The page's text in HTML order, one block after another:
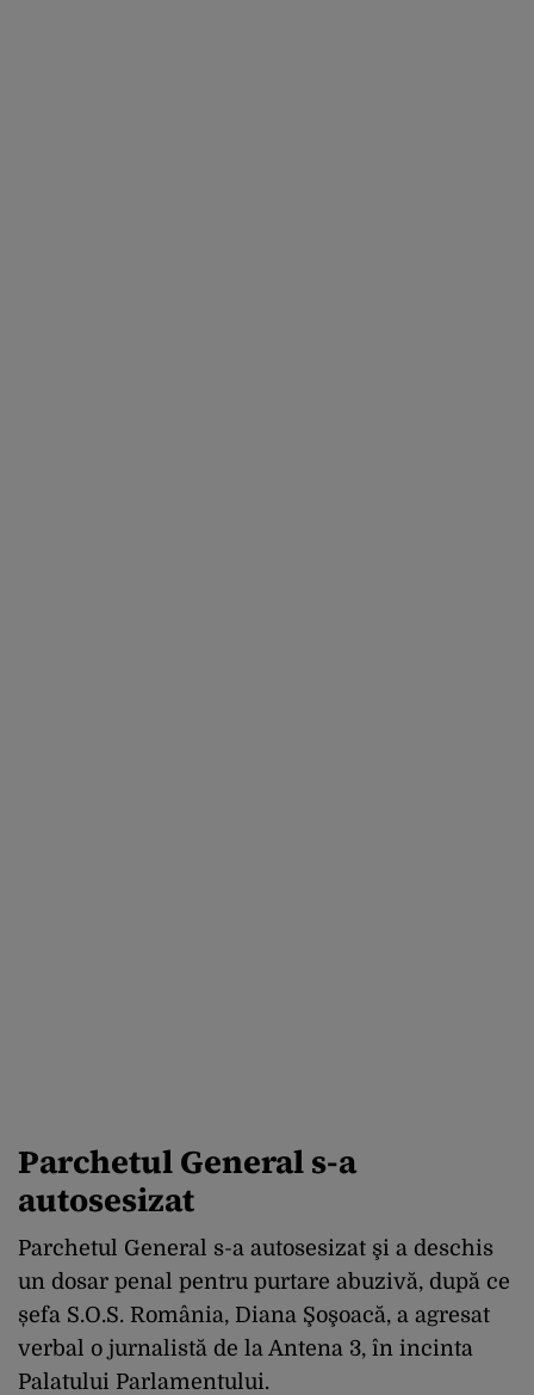
Parchetul General s-a
autosesizat
Parchetul General s-a autosesizat şi a deschis
un dosar penal pentru purtare abuzivă, după ce
șefa S.O.S. România, Diana Şoşoacă, a agresat
verbal o jurnalistă de la Antena 3, în incinta
Palatului Parlamentului.